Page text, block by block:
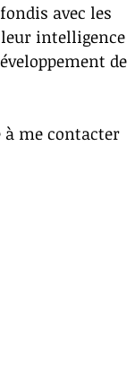
avec les
intelligence
de
à me contacter